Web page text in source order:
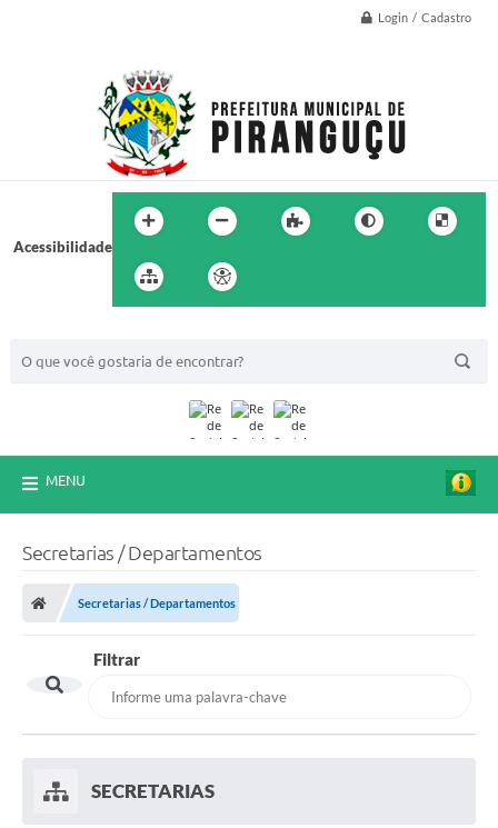
Login / Cadastro
Acessibilidade
MENU
Secretarias / Departamentos
Secretarias / Departamentos
Filtrar
SECRETARIAS